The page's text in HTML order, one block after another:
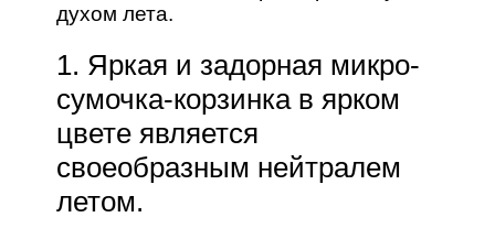
духом лета.
1. Яркая и задорная микро-
сумочка-корзинка в ярком
цвете является
своеобразным нейтралем
летом.